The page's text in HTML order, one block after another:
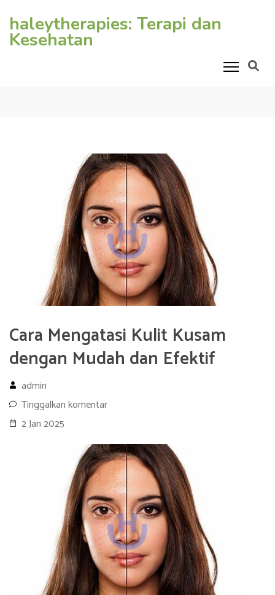
konten
haleytherapies: Terapi dan
Kesehatan
Cara Mengatasi Kulit Kusam
dengan Mudah dan Efektif
admin
Tinggalkan komentar
2 Jan 2025